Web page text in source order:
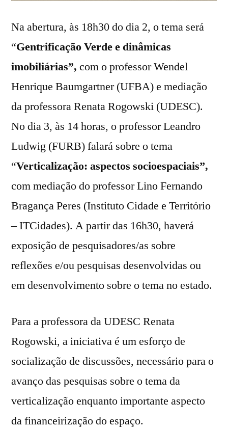
Na abertura, às 18h30 do dia 2, o tema será
“Gentrificação Verde e dinâmicas
imobiliárias”, com o professor Wendel
Henrique Baumgartner (UFBA) e mediação
da professora Renata Rogowski (UDESC).
No dia 3, às 14 horas, o professor Leandro
Ludwig (FURB) falará sobre o tema
“Verticalização: aspectos socioespaciais”,
com mediação do professor Lino Fernando
Bragança Peres (Instituto Cidade e Território
– ITCidades). A partir das 16h30, haverá
exposição de pesquisadores/as sobre
reflexões e/ou pesquisas desenvolvidas ou
em desenvolvimento sobre o tema no estado.
Para a professora da UDESC Renata
Rogowski, a iniciativa é um esforço de
socialização de discussões, necessário para o
avanço das pesquisas sobre o tema da
verticalização enquanto importante aspecto
da financeirização do espaço.